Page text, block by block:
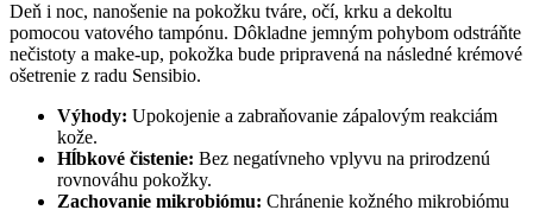
Deň i noc, nanošenie na pokožku tváre, očí, krku a dekoltu
pomocou vatového tampónu. Dôkladne jemným pohybom odstráňte
nečistoty a make-up, pokožka bude pripravená na následné krémové
ošetrenie z radu Sensibio.
Výhody: Upokojenie a zabraňovanie zápalovým reakciám
kože.
Hĺbkové čistenie: Bez negatívneho vplyvu na prirodzenú
rovnováhu pokožky.
Zachovanie mikrobiómu: Chránenie kožného mikrobiómu